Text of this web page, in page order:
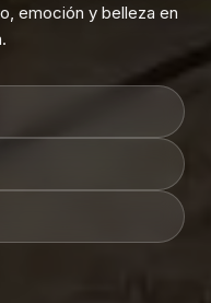
emoción y belleza en